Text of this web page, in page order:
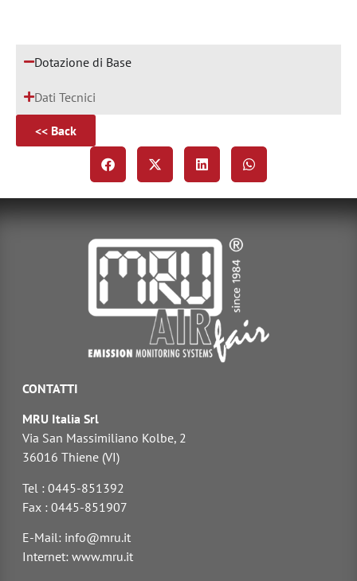
Dotazione di Base
Dati Tecnici
<< Back
CONTATTI
MRU Italia Srl
Via San Massimiliano Kolbe, 2
36016 Thiene (VI)
Tel : 0445-851392
Fax : 0445-851907
E-Mail: info@mru.it
Internet: www.mru.it